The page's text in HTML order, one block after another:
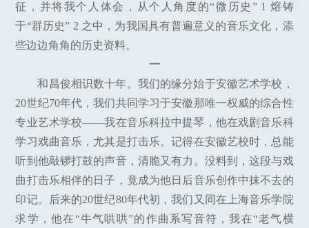
征，并将我个人体会，从个人角度的“微历史” 1 熔铸
于“群历史” 2 之中，为我国具有普遍意义的音乐文化，添
些边边角角的历史资料。
一
和昌俊相识数十年。我们的缘分始于安徽艺术学校，
20世纪70年代，我们共同学习于安徽那唯一权威的综合性
专业艺术学校——我在音乐科拉中提琴，他在戏剧音乐科
学习戏曲音乐，尤其是打击乐。记得在安徽艺校时，总能
听到他敲锣打鼓的声音，清脆又有力。没料到，这段与戏
曲打击乐相伴的日子，竟成为他日后音乐创作中抹不去的
印记。后来的20世纪80年代初，我们又同在上海音乐学院
求学，他在“牛气哄哄”的作曲系写音符，我在“老气横